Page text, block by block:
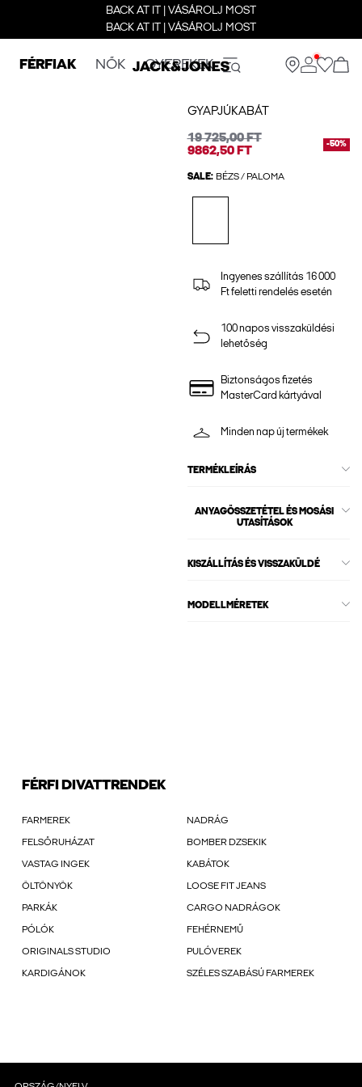
BACK AT IT | VÁSÁROLJ MOST
BACK AT IT | VÁSÁROLJ MOST
FÉRFIAK NŐK GYEREKEK
GYAPJÚKABÁT
19 725,00 FT
9862,50 FT
-50%
SALE: BÉZS / PALOMA
Ingyenes szállítás 16 000
Ft feletti rendelés esetén
100 napos visszaküldési
lehetőség
Biztonságos fizetés
MasterCard kártyával
Minden nap új termékek
TERMÉKLEÍRÁS
ANYAGÖSSZETÉTEL ÉS MOSÁSI
UTASÍTÁSOK
KISZÁLLÍTÁS ÉS VISSZAKÜLDÉ
MODELLMÉRETEK
FÉRFI DIVATTRENDEK
FARMEREK NADRÁG
FELSŐRUHÁZAT BOMBER DZSEKIK
VASTAG INGEK KABÁTOK
ÖLTÖNYÖK LOOSE FIT JEANS
PARKÁK CARGO NADRÁGOK
PÓLÓK FEHÉRNEMŰ
ORIGINALS STUDIO PULÓVEREK
KARDIGÁNOK SZÉLES SZABÁSÚ FARMEREK